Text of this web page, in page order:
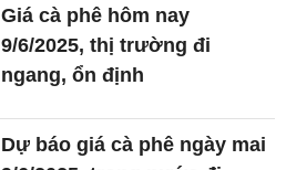
Giá cà phê hôm nay
9/6/2025, thị trường đi
ngang, ổn định
Dự báo giá cà phê ngày mai